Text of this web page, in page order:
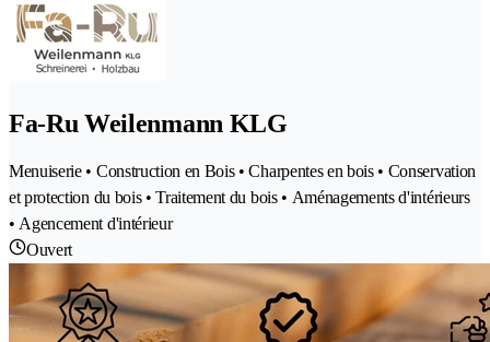
Fa-Ru Weilenmann KLG
Menuiserie • Construction en Bois • Charpentes en bois • Conservation
et protection du bois • Traitement du bois • Aménagements d'intérieurs
• Agencement d'intérieur
Ouvert